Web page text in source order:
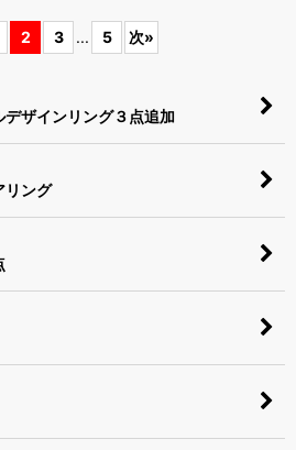
2 3 ... 5 次»
ザインリング３点追加
ング